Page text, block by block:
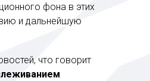
фона в этих
и дальнейшую
что говорит